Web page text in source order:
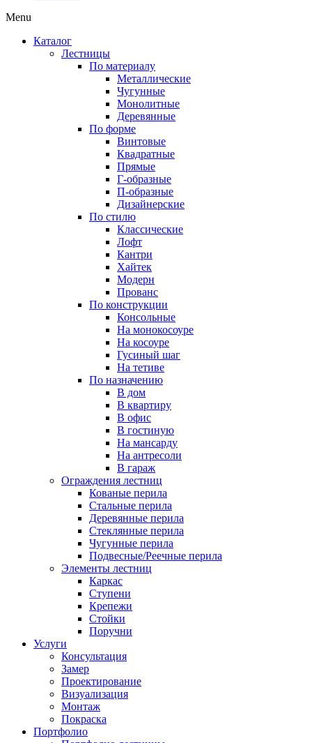
Menu
Каталог
Лестницы
По материалу
Металлические
Чугунные
Монолитные
Деревянные
По форме
Винтовые
Квадратные
Прямые
Г-образные
П-образные
Дизайнерские
По стилю
Классические
Лофт
Кантри
Хайтек
Модерн
Прованс
По конструкции
Консольные
На монокосоуре
На косоуре
Гусиный шаг
На тетиве
По назначению
В дом
В квартиру
В офис
В гостиную
На мансарду
На антресоли
В гараж
Ограждения лестниц
Кованые перила
Стальные перила
Деревянные перила
Стеклянные перила
Чугунные перила
Подвесные/Реечные перила
Элементы лестниц
Каркас
Ступени
Крепежи
Стойки
Поручни
Услуги
Консультация
Замер
Проектирование
Визуализация
Монтаж
Покраска
Портфолио